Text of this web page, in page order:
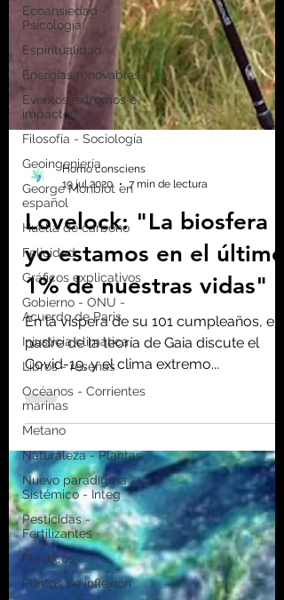
Ecoansiedad -
Psicología
Espiritualidad
Energías renovables
Eventos extremos e
impactos
Filosofía - Sociología
Geoingeniería
George Monbiot en
español
Huella de carbono
Felicidad
Gráficos explicativos
Gobierno - ONU -
Acuerdo de Paris
Injusticia climática
Libros - reseñas
Océanos - Corrientes
marinas
Metano
Naturaleza - Plantas
Nuevo paradigma -
Sistémico - Integ
Pesticidas -
Fertilizantes
Plásticos
Puntos de inflexión
Homo consciens
Lovelock: "La biosfera y
yo estamos en el último
1% de nuestras vidas"
En la víspera de su 101 cumpleaños, el
padre de la teoría de Gaia discute el